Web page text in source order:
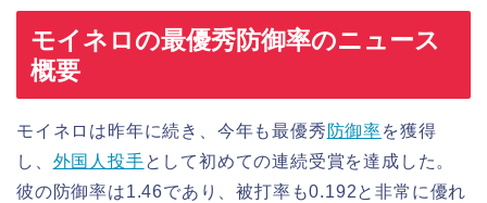
モイネロの最優秀防御率のニュース
概要
モイネロは昨年に続き、今年も最優秀 防御率を獲得
し、 外国人投手として初めての連続受賞を達成した。
彼の防御率は1.46であり、被打率も0.192と非常に優れ